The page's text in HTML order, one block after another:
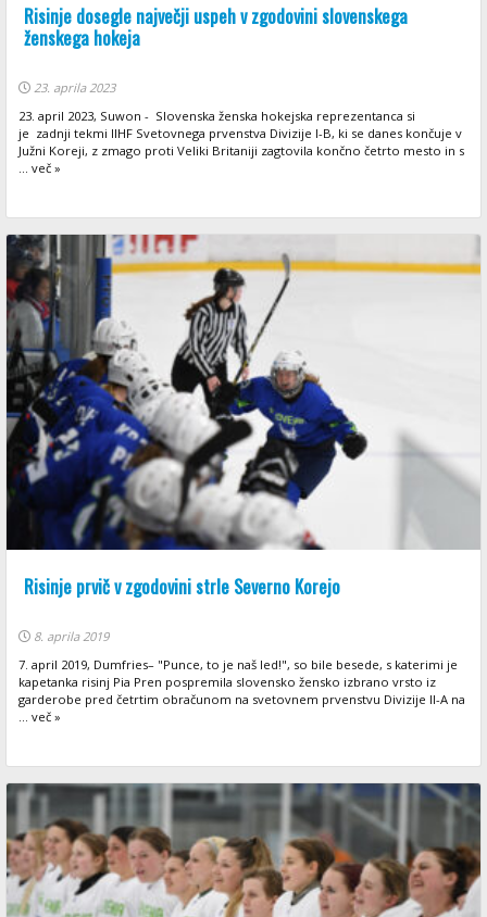
Risinje dosegle največji uspeh v zgodovini slovenskega
ženskega hokeja
23. aprila 2023
23. april 2023, Suwon - Slovenska ženska hokejska reprezentanca si
je zadnji tekmi IIHF Svetovnega prvenstva Divizije I-B, ki se danes končuje v
Južni Koreji, z zmago proti Veliki Britaniji zagtovila končno četrto mesto in s
... več »
Risinje prvič v zgodovini strle Severno Korejo
8. aprila 2019
7. april 2019, Dumfries– "Punce, to je naš led!", so bile besede, s katerimi je
kapetanka risinj Pia Pren pospremila slovensko žensko izbrano vrsto iz
garderobe pred četrtim obračunom na svetovnem prvenstvu Divizije II-A na
... več »